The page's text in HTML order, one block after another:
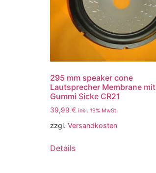
295 mm speaker cone
Lautsprecher Membrane mit
Gummi Sicke CR21
39,99 € inkl. 19% MwSt.
zzgl. Versandkosten
Details